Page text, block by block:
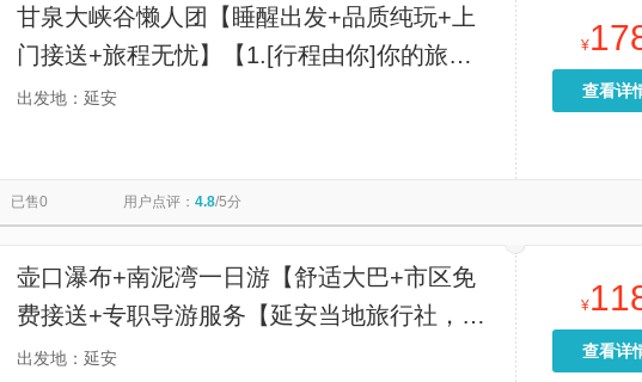
甘泉大峡谷懒人团【睡醒出发+品质纯玩+上
门接送+旅程无忧】【1.[行程由你]你的旅行
你做主，小团游、睡醒晚出发，免排队。】
出发地：延安
¥
查看详
已售0 用户点评： 4.8/5分
壶口瀑布+南泥湾一日游【舒适大巴+市区免
费接送+专职导游服务【延安当地旅行社，专
业地接十二年,5年以上专线导游】
出发地：延安
¥
查看详